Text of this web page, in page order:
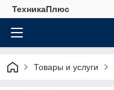
ТехникаПлюс
Товары и услуги